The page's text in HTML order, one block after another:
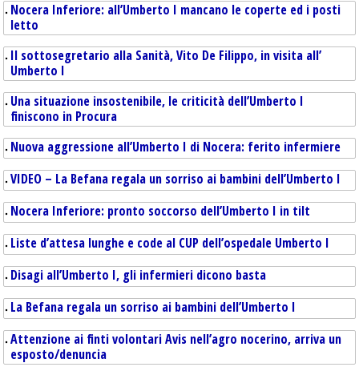
Nocera Inferiore: all’Umberto I mancano le coperte ed i posti
letto
Il sottosegretario alla Sanità, Vito De Filippo, in visita all’
Umberto I
Una situazione insostenibile, le criticità dell’Umberto I
finiscono in Procura
Nuova aggressione all’Umberto I di Nocera: ferito infermiere
VIDEO – La Befana regala un sorriso ai bambini dell’Umberto I
Nocera Inferiore: pronto soccorso dell’Umberto I in tilt
Liste d’attesa lunghe e code al CUP dell’ospedale Umberto I
Disagi all’Umberto I, gli infermieri dicono basta
La Befana regala un sorriso ai bambini dell’Umberto I
Attenzione ai finti volontari Avis nell’agro nocerino, arriva un
esposto/denuncia